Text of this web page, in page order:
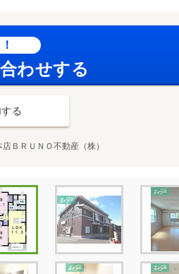
わせする
る
ＢＲＵＮＯ不動産（株）